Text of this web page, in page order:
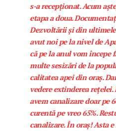
s-a recepționat. Acum
etapa a doua.
Dezvoltării și din
avut noi pe la nivel de
că pe la anul vom începe
multe sesizări de la
calitatea apei din oraș.
vedere extinderea rețelei.
avem canalizare doar pe
curentă pe vreo 65%.
canalizare. În oraș! Asta